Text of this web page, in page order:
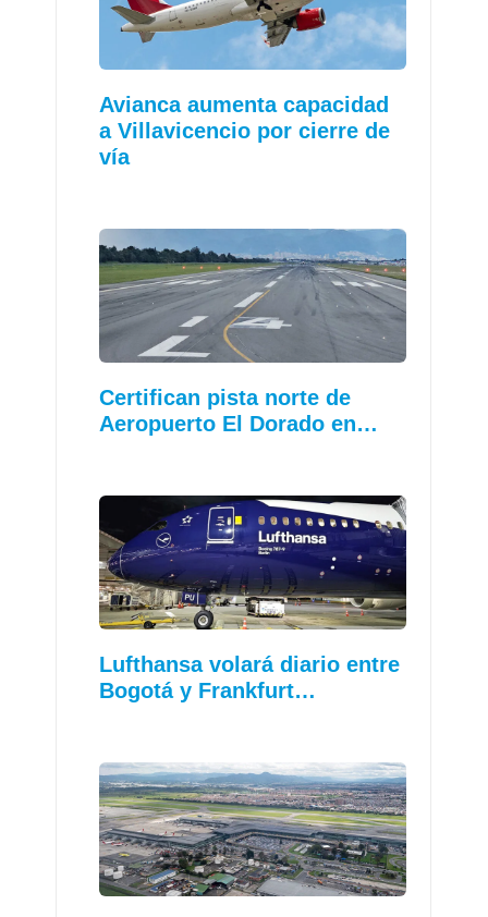
Avianca aumenta capacidad
a Villavicencio por cierre de
vía
Certifican pista norte de
Aeropuerto El Dorado en…
Lufthansa volará diario entre
Bogotá y Frankfurt…